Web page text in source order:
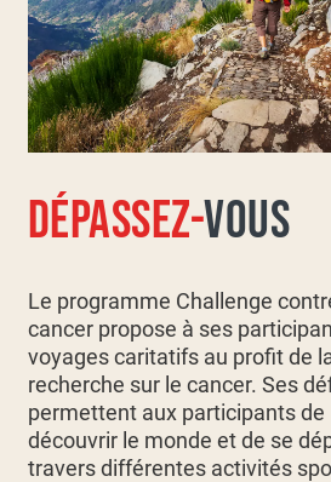
DÉPASSEZ-VOUS
Le programme Challenge
cancer propose à ses
voyages caritatifs au profit de
recherche sur le cancer. Ses
permettent aux participants de
découvrir le monde et de se
travers différentes activités